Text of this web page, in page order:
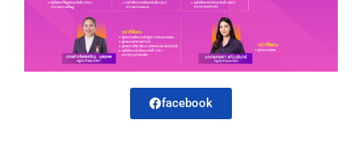
facebook